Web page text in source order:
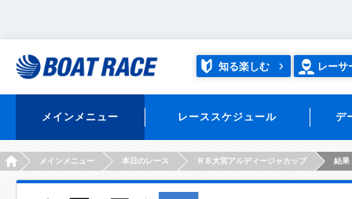
知る楽しむ レーサ
メインメニュー レーススケジュール デ
HOMEメインメニュー 本日のレース ＲＢ大宮アルディージャカップ 結果